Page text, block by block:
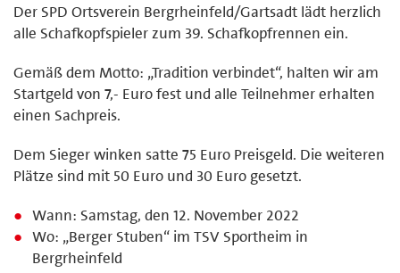
Der SPD Ortsverein Bergrheinfeld/Gartsadt lädt herzlich
alle Schafkopfspieler zum 39. Schafkopfrennen ein.
Gemäß dem Motto: „Tradition verbindet“, halten wir am
Startgeld von 7,- Euro fest und alle Teilnehmer erhalten
einen Sachpreis.
Dem Sieger winken satte 75 Euro Preisgeld. Die weiteren
Plätze sind mit 50 Euro und 30 Euro gesetzt.
Wann: Samstag, den 12. November 2022
Wo: „Berger Stuben“ im TSV Sportheim in
Bergrheinfeld